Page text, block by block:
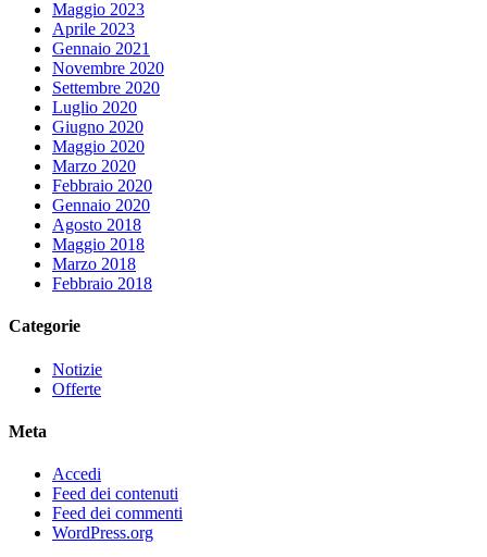
Maggio 2023
Aprile 2023
Gennaio 2021
Novembre 2020
Settembre 2020
Luglio 2020
Giugno 2020
Maggio 2020
Marzo 2020
Febbraio 2020
Gennaio 2020
Agosto 2018
Maggio 2018
Marzo 2018
Febbraio 2018
Categorie
Notizie
Offerte
Meta
Accedi
Feed dei contenuti
Feed dei commenti
WordPress.org